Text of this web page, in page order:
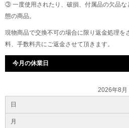
③ 一度使用されたり、破損、付属品の欠品
態の商品。
現物商品で交換不可の場合に限り返金処理を
料、手数料共にご返金させて頂きます。
今月の休業日
2026年8月
日
月